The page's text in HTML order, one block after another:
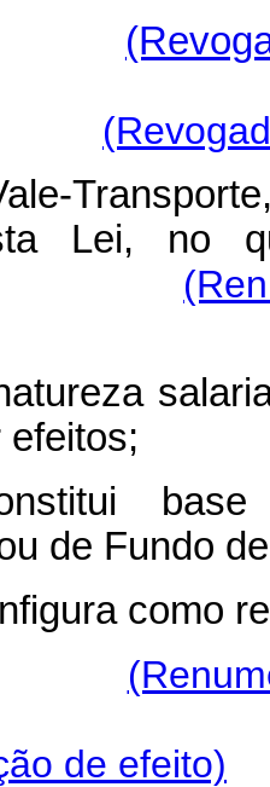
-
-
Lei, no
efeitos;
base
de Fundo
como
de efeito)